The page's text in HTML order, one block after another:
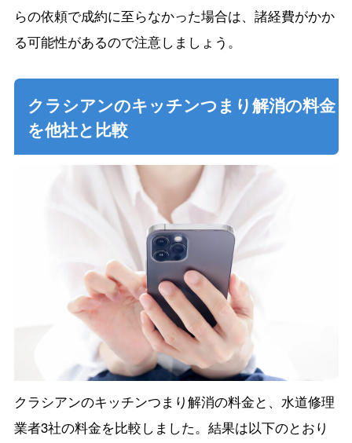
らの依頼で成約に至らなかった場合は、諸経費がかか
る可能性があるので注意しましょう。
クラシアンのキッチンつまり解消の料金
を他社と比較
クラシアンのキッチンつまり解消の料金と、水道修理
業者3社の料金を比較しました。結果は以下のとおり